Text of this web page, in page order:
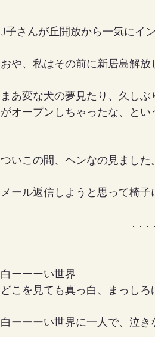
J子さんが丘開放から一気にイ
おや、私はその前に新居島解放
まあ変な犬の夢見たり、久し
がオープンしちゃったな、とい
ついこの間、ヘンなの見ました。
メール返信しようと思って椅子
白ーーーい世界
どこを見ても真っ白、まっしろ
白ーーーい世界に一人で、泣